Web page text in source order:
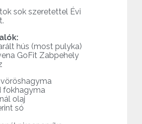
sok szeretettel Évi
hús (most pulyka)
GoFit Zabpehely
vöröshagyma
fokhagyma
olaj
só